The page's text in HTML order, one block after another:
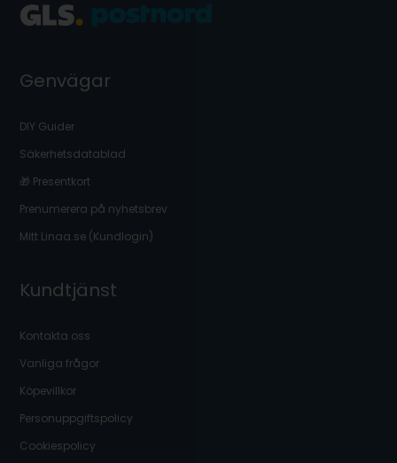
Genvägar
DIY Guider
Säkerhetsdatablad
🎁 Presentkort
Prenumerera på nyhetsbrev
Mitt Linaa.se (Kundlogin)
Kundtjänst
Kontakta oss
Vanliga frågor
Köpevillkor
Personuppgiftspolicy
Cookiespolicy